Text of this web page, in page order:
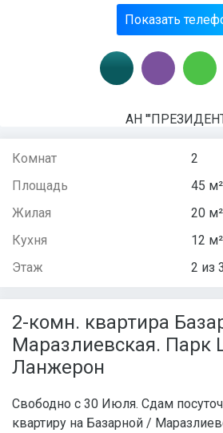
Показать
АН
Комнат
2
Площадь
45 м²
Жилая
20 м²
Кухня
12 м²
Этаж
2 из 3
2-комн. квартира
Маразлиевская. Парк
Ланжерон
Свободно с 30 Июля. Сдам
квартиру на Базарной /